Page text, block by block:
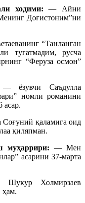
ходими: — Айни
Доғистоним”ни
“Танланган
тугатмадим, русча
“Феруза осмон”
ёзувчи Саъдулла
номли романини
асар.
қаламига оид
қиляпман.
муҳаррири: — Мен
асарини 37-марта
Холмирзаев
ҳам.